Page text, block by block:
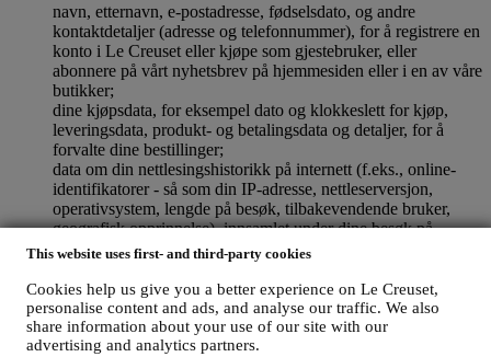
This website uses first- and third-party cookies
Cookies help us give you a better experience on Le Creuset,
personalise content and ads, and analyse our traffic. We also
share information about your use of our site with our
advertising and analytics partners.
navn, etternavn, e-postadresse, fødselsdato, og andre
kontaktdetaljer (adresse og telefonnummer), for å registrere en
konto i Le Creuset eller kjøpe som gjestebruker, eller
abonnere på vårt nyhetsbrev på hjemmesiden eller i en av våre
butikker;
dine kjøpsdata, for eksempel dato og klokkeslett for kjøp,
leveringsdata, produkt- og betalingsdata og detaljer, for å
forvalte dine bestillinger;
data om din nettlesingshistorikk på internett (f.eks., online-
identifikatorer - så som din IP-adresse, nettleserversjon,
operativsystem, lengde på besøk, tilbakevendende bruker,
geografisk opprinnelse), innsamlet under dine besøk på
nettstedet (enten du er registrert bruker eller ikke), ved å bruke
logger og/eller sporingsteknikker så som
«informasjonskapsler» (for informasjon om datainnsamling
gjennom informasjonskapsler, vennligst se våre Retningslinjer
for informasjonskapsler) for å forbedre våre tjenester og
annonser, eller for vår statistiske analyse - i de fleste tilfeller